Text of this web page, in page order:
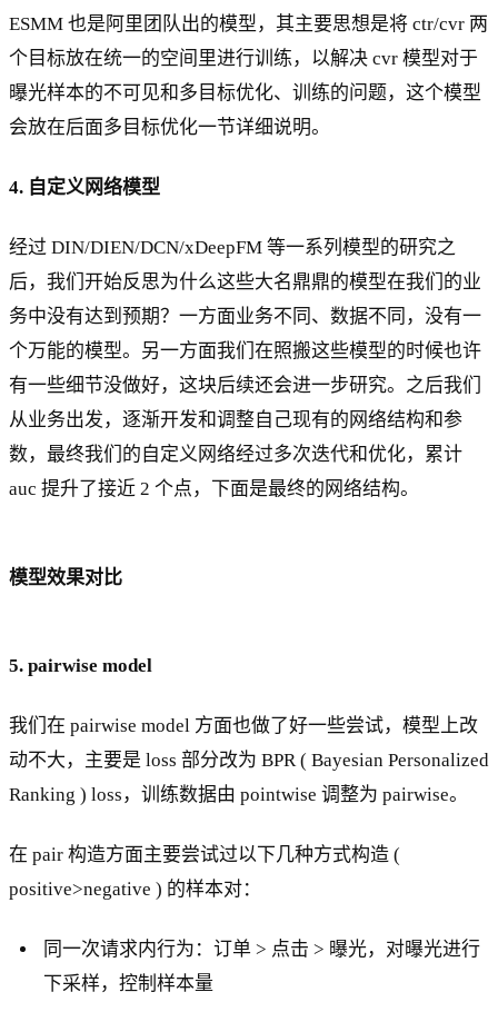
_{
k-
1}
^
m
W
^{
k,
h
}_
{i
*
X
ESMM 也是阿里团队出的模型，其主要思想是将 ctr/cvr 两
个目标放在统一的空间里进行训练，以解决 cvr 模型对于
曝光样本的不可见和多目标优化、训练的问题，这个模型
会放在后面多目标优化一节详细说明。
4. 自定义网络模型
经过 DIN/DIEN/DCN/xDeepFM 等一系列模型的研究之
后，我们开始反思为什么这些大名鼎鼎的模型在我们的业
务中没有达到预期？一方面业务不同、数据不同，没有一
个万能的模型。另一方面我们在照搬这些模型的时候也许
有一些细节没做好，这块后续还会进一步研究。之后我们
从业务出发，逐渐开发和调整自己现有的网络结构和参
数，最终我们的自定义网络经过多次迭代和优化，累计
auc 提升了接近 2 个点，下面是最终的网络结构。
模型效果对比
5. pairwise model
我们在 pairwise model 方面也做了好一些尝试，模型上改
动不大，主要是 loss 部分改为 BPR ( Bayesian Personalized
Ranking ) loss，训练数据由 pointwise 调整为 pairwise。
在 pair 构造方面主要尝试过以下几种方式构造 (
positive>negative ) 的样本对：
同一次请求内行为：订单 > 点击 > 曝光，对曝光进行
下采样，控制样本量